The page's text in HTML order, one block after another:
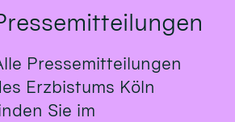
Pressemitteilungen
Erzbistums Köln
Sie im